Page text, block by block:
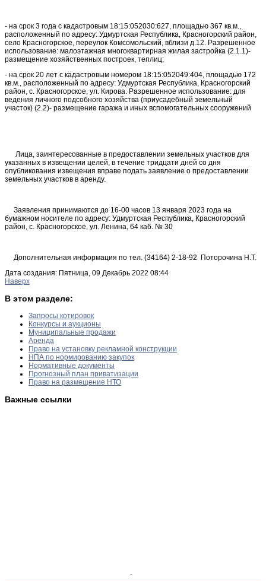
- на срок 3 года с кадастровым 18:15:052030:627, площадью 367 кв.м.,
расположенный по адресу: Удмуртская Республика, Красногорский район,
село Красногорское, переулок Комсомольский, вблизи д.12. Разрешенное
использование: малоэтажная многоквартирная жилая застройка (2.1.1)-
размещение хозяйственных построек, теплиц;
- на срок 20 лет с кадастровым номером 18:15:052049:404, площадью 172
кв.м., расположенный по адресу: Удмуртская Республика, Красногорский
район, с. Красногорское, ул. Кирова. Разрешенное использование: для
ведения личного подсобного хозяйства (приусадебный земельный
участок) (2.2)- размещение гаража и иных вспомогательных сооружений
Лица, заинтересованные в предоставлении земельных участков для
указанных в извещении целей, в течение тридцати дней со дня
опубликования извещения вправе подать заявление о предоставлении
земельных участков в аренду.
Заявления принимаются до 16-00 часов 13 января 2023 года на
бумажном носителе по адресу: Удмуртская Республика, Красногорский
район, с. Красногорское, ул. Ленина, 64 каб. № 30
Дополнительная информация по тел. (34164) 2-18-92 Поторочина Н.Т.
Дата создания: Пятница, 09 Декабрь 2022 08:44
Наверх
В этом разделе:
Запросы котировок
Конкурсы и аукционы
Муниципальные продажи
Аренда
Право на установку рекламной конструкции
НПА по нормированию закупок
Нормативные документы
Прогнозный план приватизации
Право на размещение НТО
Важные ссылки